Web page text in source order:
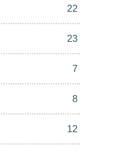
22
23
7
8
12